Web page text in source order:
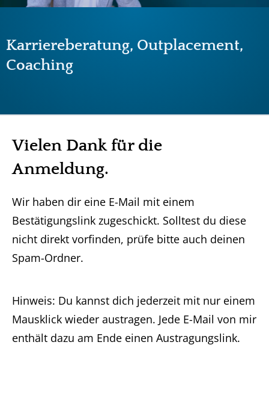
Karriereberatung, Outplacement,
Coaching
Vielen Dank für die
Anmeldung.
Wir haben dir eine E-Mail mit einem
Bestätigungslink zugeschickt. Solltest du diese
nicht direkt vorfinden, prüfe bitte auch deinen
Spam-Ordner.
Hinweis: Du kannst dich jederzeit mit nur einem
Mausklick wieder austragen. Jede E-Mail von mir
enthält dazu am Ende einen Austragungslink.